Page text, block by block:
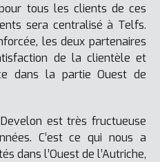
tous les clients de ces
sera centralisé à Telfs.
les deux partenaires
de la clientèle et
dans la partie Ouest de
est très fructueuse
C’est ce qui nous a
dans l’Ouest de l’Autriche,